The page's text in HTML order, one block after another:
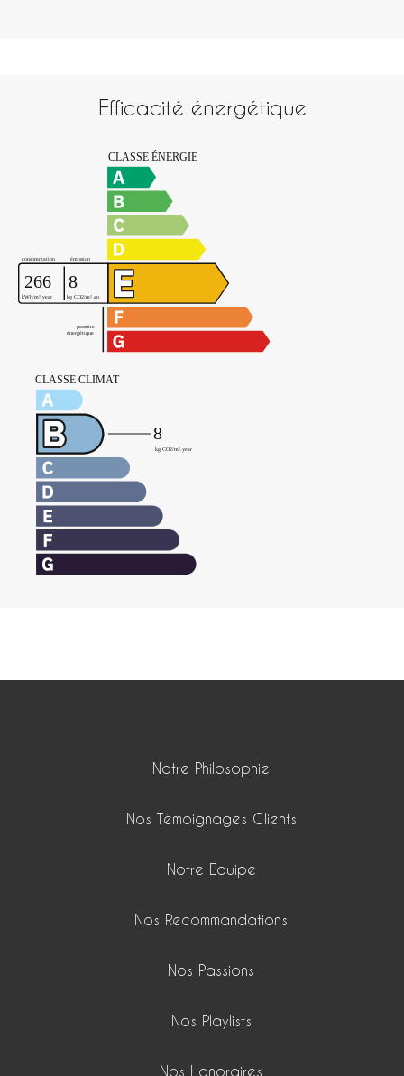
Efficacité énergétique
Notre Philosophie
Nos Témoignages Clients
Notre Equipe
Nos Recommandations
Nos Passions
Nos Playlists
Nos Honoraires